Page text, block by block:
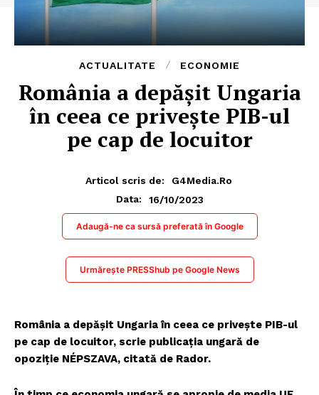
ACTUALITATE ECONOMIE
România a depășit Ungaria
în ceea ce priveşte PIB-ul
pe cap de locuitor
Articol scris de:
G4Media.ro
Data:
16/10/2023
Adaugă-ne ca sursă preferată în Google
Urmărește PRESShub pe Google News
România a depășit Ungaria în ceea ce priveşte PIB-ul
pe cap de locuitor, scrie publicația ungară de
opoziție NÉPSZAVA, citată de Rador.